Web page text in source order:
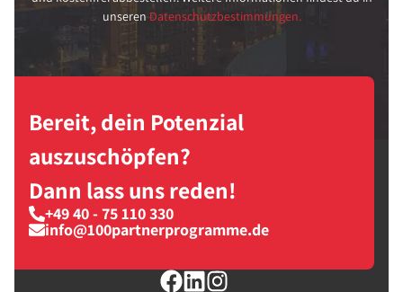
unseren Datenschutzbestimmungen.
Bereit, dein Potenzial
auszuschöpfen?
Dann lass uns reden!
+49 40 - 75 110 330
info@100partnerprogramme.de